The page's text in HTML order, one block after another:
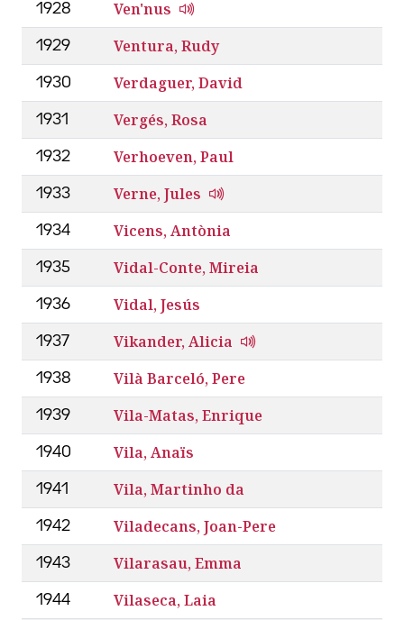
1928 Ven'nus
1929 Ventura, Rudy
1930 Verdaguer, David
1931 Vergés, Rosa
1932 Verhoeven, Paul
1933 Verne, Jules
1934 Vicens, Antònia
1935 Vidal-Conte, Mireia
1936 Vidal, Jesús
1937 Vikander, Alicia
1938 Vilà Barceló, Pere
1939 Vila-Matas, Enrique
1940 Vila, Anaïs
1941 Vila, Martinho da
1942 Viladecans, Joan-Pere
1943 Vilarasau, Emma
1944 Vilaseca, Laia